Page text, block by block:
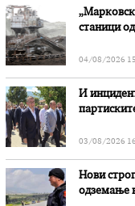
станици
04/08/2026
И
03/08/2026
Нови
одземање